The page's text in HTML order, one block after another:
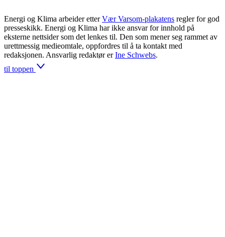
Energi og Klima arbeider etter Vær Varsom-plakatens regler for god
presseskikk. Energi og Klima har ikke ansvar for innhold på
eksterne nettsider som det lenkes til. Den som mener seg rammet av
urettmessig medieomtale, oppfordres til å ta kontakt med
redaksjonen. Ansvarlig redaktør er Ine Schwebs.
til toppen